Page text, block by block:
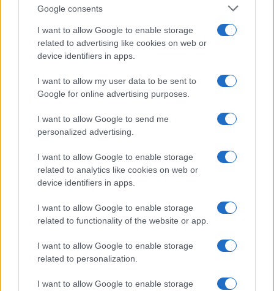
Google consents
I want to allow Google to enable storage
related to advertising like cookies on web or
device identifiers in apps.
I want to allow my user data to be sent to
Google for online advertising purposes.
I want to allow Google to send me
personalized advertising.
I want to allow Google to enable storage
related to analytics like cookies on web or
device identifiers in apps.
I want to allow Google to enable storage
related to functionality of the website or app.
I want to allow Google to enable storage
related to personalization.
I want to allow Google to enable storage
BASKET
Guida rapida al 3×3: possesso, ritmo e spacing su metà
campo
Andrea Conforti · 6 Ago 2026